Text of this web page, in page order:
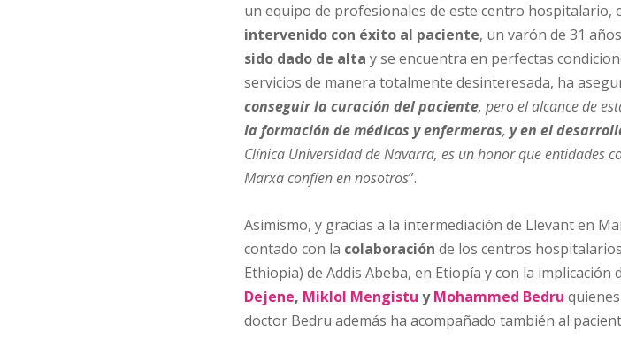
un equipo de profesionales de este centro hospitalario,
intervenido con éxito al paciente, un varón de 31
sido dado de alta y se encuentra en perfectas
servicios de manera totalmente desinteresada, ha
conseguir la curación del paciente, pero el alcance de
la formación de médicos y enfermeras, y en el
Clínica Universidad de Navarra, es un honor que entidades
Marxa confíen en nosotros”.
Asimismo, y gracias a la intermediación de Llevant en
contado con la colaboración de los centros hospitalarios
Ethiopia) de Addis Abeba, en Etiopía y con la implicación
Dejene, Miklol Mengistu yMohammed Bedru
doctor Bedru además ha acompañado también al